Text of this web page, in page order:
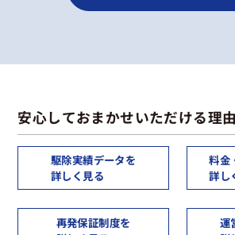
安心しておまかせいただける理由
駆除実績データを
詳しく見る
料金
詳し
再発保証制度を
運